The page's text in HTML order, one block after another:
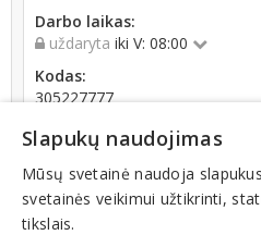
Darbo laikas:
uždaryta iki V: 08:00
Kodas:
305227777
Registracijos data:
2019-08-14
Apyvarta:
67 456 €, pelnas po mokesčių
Slapukų naudojimas
Mūsų svetainė naudoja
svetainės veikimui užtikrinti,
tikslais.